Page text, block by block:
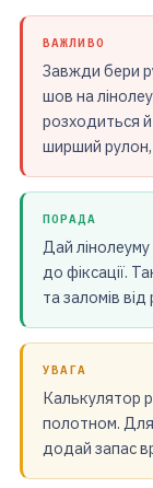
ВАЖЛИВО
Завжди бери
шов на
розходиться
ширший рулон,
ПОРАДА
Дай
до фіксації.
та заломів від
УВАГА
Калькулятор
полотном. Для
додай запас